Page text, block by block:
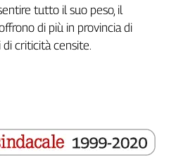
tutto il suo peso, il
di più in provincia di
criticità censite.